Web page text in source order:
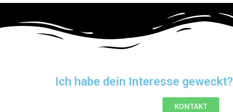
Ich habe dein Interesse geweckt?
KONTAKT